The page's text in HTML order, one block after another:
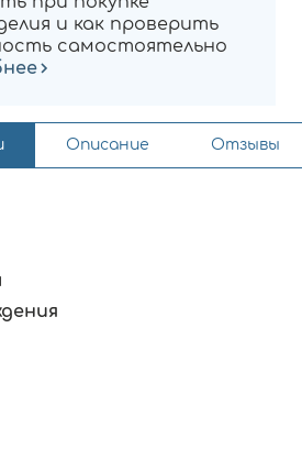
и как проверить
самостоятельно
Описание Отзывы